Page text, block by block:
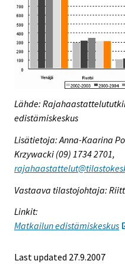
Lähde:
edistämiskeskus
Lisätietoja: Anna-Kaarina
Krzywacki (09) 1734 2701,
Vastaava tilastojohtaja:
Linkit:
Matkailun edistämiskeskus
Last updated 27.9.2007